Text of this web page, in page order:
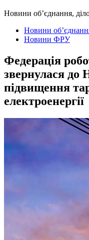
Новини об’єднання,
Новини
Новини ФРУ
Федерація
звернулася до
підвищення
електроенергії